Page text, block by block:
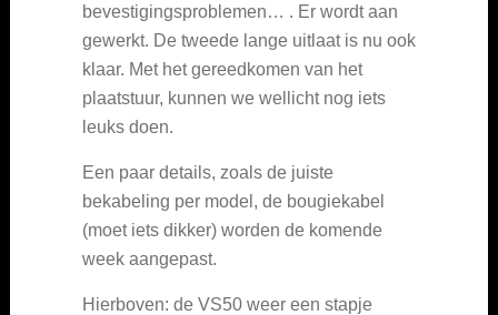
bevestigingsproblemen… . Er wordt aan
gewerkt. De tweede lange uitlaat is nu ook
klaar. Met het gereedkomen van het
plaatstuur, kunnen we wellicht nog iets
leuks doen.
Een paar details, zoals de juiste
bekabeling per model, de bougiekabel
(moet iets dikker) worden de komende
week aangepast.
Hierboven: de VS50 weer een stapje